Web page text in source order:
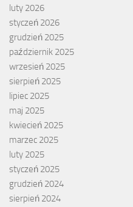
luty 2026
styczeń 2026
grudzień 2025
październik 2025
wrzesień 2025
sierpień 2025
lipiec 2025
maj 2025
kwiecień 2025
marzec 2025
luty 2025
styczeń 2025
grudzień 2024
sierpień 2024